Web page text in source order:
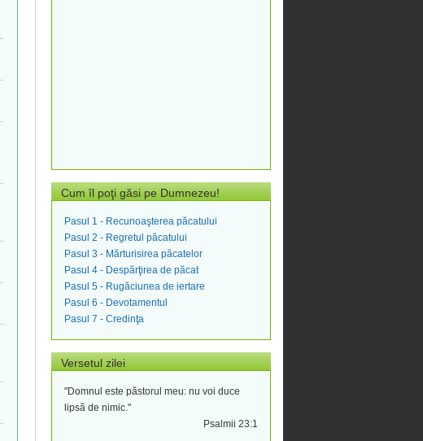
Cum îl poţi găsi pe Dumnezeu!
Pasul 1 - Recunoaşterea păcatului
Pasul 2 - Regretul păcatului
Pasul 3 - Mărturisirea păcatelor
Pasul 4 - Despărţirea de păcat
Pasul 5 - Rugăciunea de iertare
Pasul 6 - Devotamentul
Pasul 7 - Credinţa
Versetul zilei
"Domnul este păstorul meu: nu voi duce
lipsă de nimic."
Psalmii 23:1